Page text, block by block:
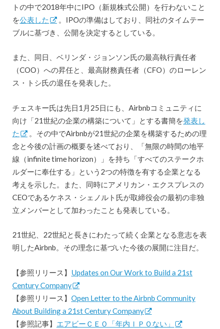
トの中で2018年中にIPO（新規株式公開）を行わないこと
を公表した
。IPOの準備はしており、同社のタイムテー
ブルに基づき、公開を決定するとしている。
また、同日、ベリンダ・ジョンソン氏の最高執行責任者
（COO）への昇任と、最高財務責任者（CFO）のローレン
ス・トシ氏の退任を発表した。
チェスキー氏は先日1月25日にも、Airbnbコミュニティに
向け「21世紀の企業の構築について」とする書簡を発表し
た
。その中でAirbnbが21世紀の企業を構築するための理
念と今後の計画の概要を述べており、「無限の時間の地平
線（infinite time horizon）」を持ち「すべてのステークホ
ルダーに奉仕する」という2つの特徴を有する企業となる
考えを示した。また、同時にアメリカン・エクスプレスの
CEOであるケネス・シェノルト氏が取締役会の最初の非独
立メンバーとして加わったことも発表している。
21世紀、22世紀と長きにわたって続く企業となる意志を表
明したAirbnb。その理念に基づいた今後の展開に注目だ。
【参照リリース】 Updates on Our Work to Build a 21st
Century Company
【参照リリース】 Open Letter to the Airbnb Community
About Building a 21st Century Company
【参照記事】 エアビーＣＥＯ「年内ＩＰＯない」